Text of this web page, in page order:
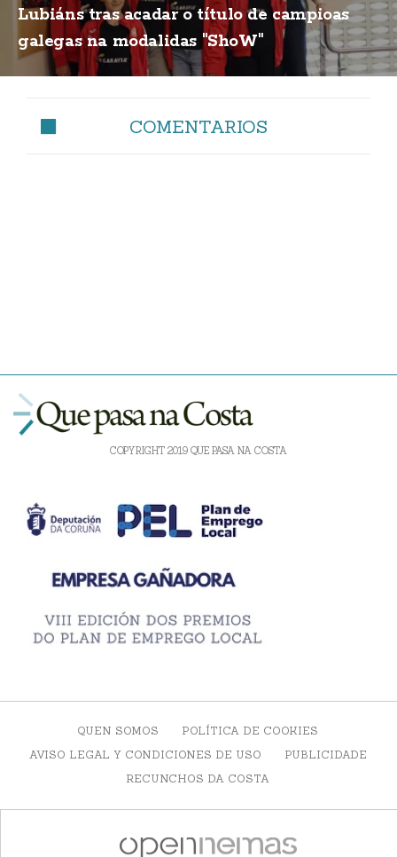
Lubiáns tras acadar o título de campioas
galegas na modalidas "ShoW"
COMENTARIOS
COPYRIGHT 2019 QUE PASA NA COSTA
QUEN SOMOS
POLÍTICA DE COOKIES
AVISO LEGAL Y CONDICIONES DE USO
PUBLICIDADE
RECUNCHOS DA COSTA